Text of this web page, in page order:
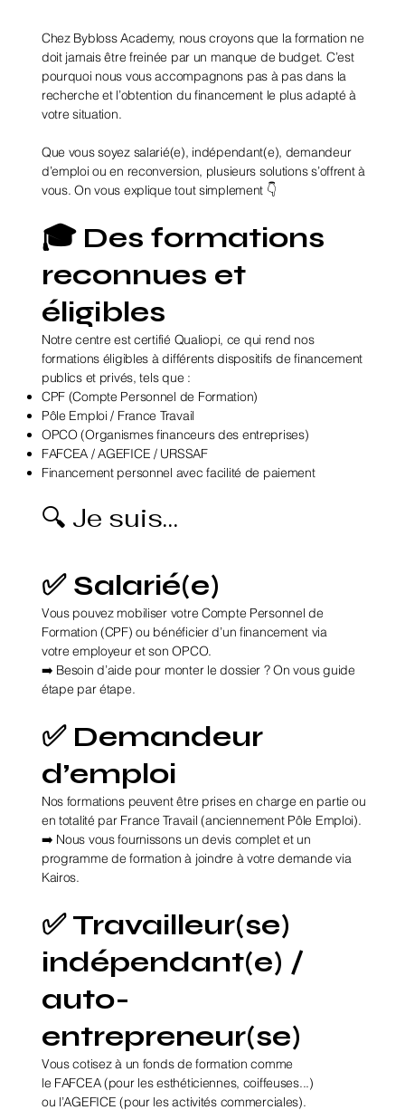
Chez Bybloss Academy, nous croyons que la formation ne
doit jamais être freinée par un manque de budget. C’est
pourquoi nous vous accompagnons pas à pas dans la
recherche et l’obtention du financement le plus adapté à
votre situation.
Que vous soyez salarié(e), indépendant(e), demandeur
d’emploi ou en reconversion, plusieurs solutions s’offrent à
vous. On vous explique tout simplement 👇
🎓 Des formations
reconnues et
éligibles
Notre centre est certifié Qualiopi, ce qui rend nos
formations éligibles à différents dispositifs de financement
publics et privés, tels que :
CPF (Compte Personnel de Formation)
Pôle Emploi / France Travail
OPCO (Organismes financeurs des entreprises)
FAFCEA / AGEFICE / URSSAF
Financement personnel avec facilité de paiement
🔍 Je suis…
✅ Salarié(e)
Vous pouvez mobiliser votre Compte Personnel de
Formation (CPF) ou bénéficier d’un financement via
votre employeur et son OPCO.
➡️ Besoin d’aide pour monter le dossier ? On vous guide
étape par étape.
✅ Demandeur
d’emploi
Nos formations peuvent être prises en charge en partie ou
en totalité par France Travail (anciennement Pôle Emploi).
➡️ Nous vous fournissons un devis complet et un
programme de formation à joindre à votre demande via
Kairos.
✅ Travailleur(se)
indépendant(e) /
auto-
entrepreneur(se)
Vous cotisez à un fonds de formation comme
le FAFCEA (pour les esthéticiennes, coiffeuses...)
ou l’AGEFICE (pour les activités commerciales).